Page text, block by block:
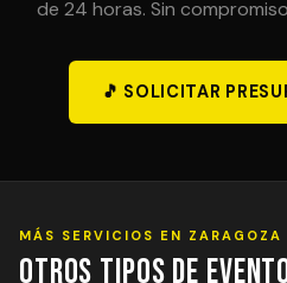
de 24 horas. Sin
🎵 SOLICITAR
MÁS SERVICIOS EN ZARAGOZA
Otros Tipos de